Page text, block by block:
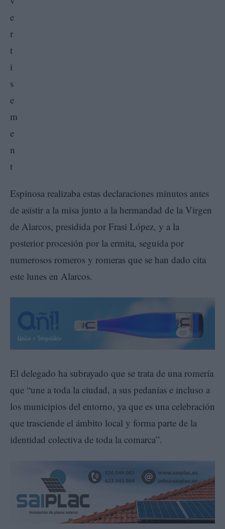
Espinosa realizaba estas declaraciones minutos antes
de asistir a la misa junto a la hermandad de la Virgen
de Alarcos, presidida por Frasi López, y a la
posterior procesión por la ermita, seguida por
numerosos romeros y romeras que se han dado cita
este lunes en Alarcos.
El delegado ha subrayado que se trata de una romería
que “une a toda la ciudad, a sus pedanías e incluso a
los municipios del entorno, ya que es una celebración
que trasciende el ámbito local y forma parte de la
identidad colectiva de toda la comarca”.